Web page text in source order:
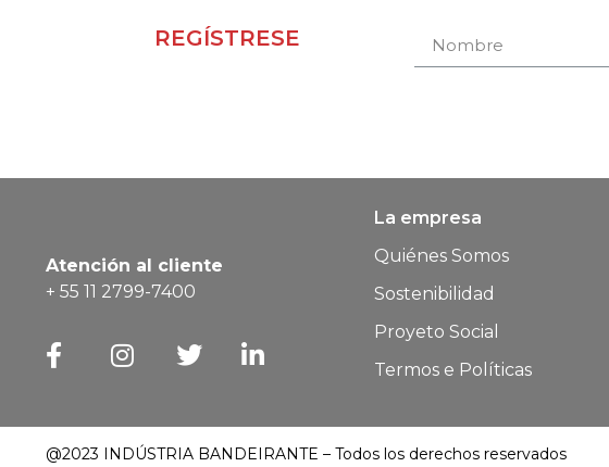
REGÍSTRESE
Atención al cliente
+ 55 11 2799-7400
La empresa
Quiénes Somos
Sostenibilidad
Proyeto Social
Termos e Políticas
@2023 INDÚSTRIA BANDEIRANTE – Todos los derechos reservados